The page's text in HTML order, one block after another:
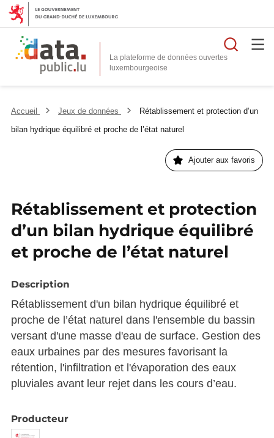
La plateforme de données ouvertes
Accueil Jeux de données
Rétablissement et protection d’un
bilan hydrique équilibré et proche de l’état naturel
Ajouter aux favoris
Rétablissement et protection
d’un bilan hydrique équilibré
et proche de l’état naturel
Description
Rétablissement d'un bilan hydrique équilibré et
proche de l’état naturel dans l'ensemble du bassin
versant d'une masse d'eau de surface. Gestion des
eaux urbaines par des mesures favorisant la
rétention, l'infiltration et l'évaporation des eaux
pluviales avant leur rejet dans les cours d’eau.
Producteur